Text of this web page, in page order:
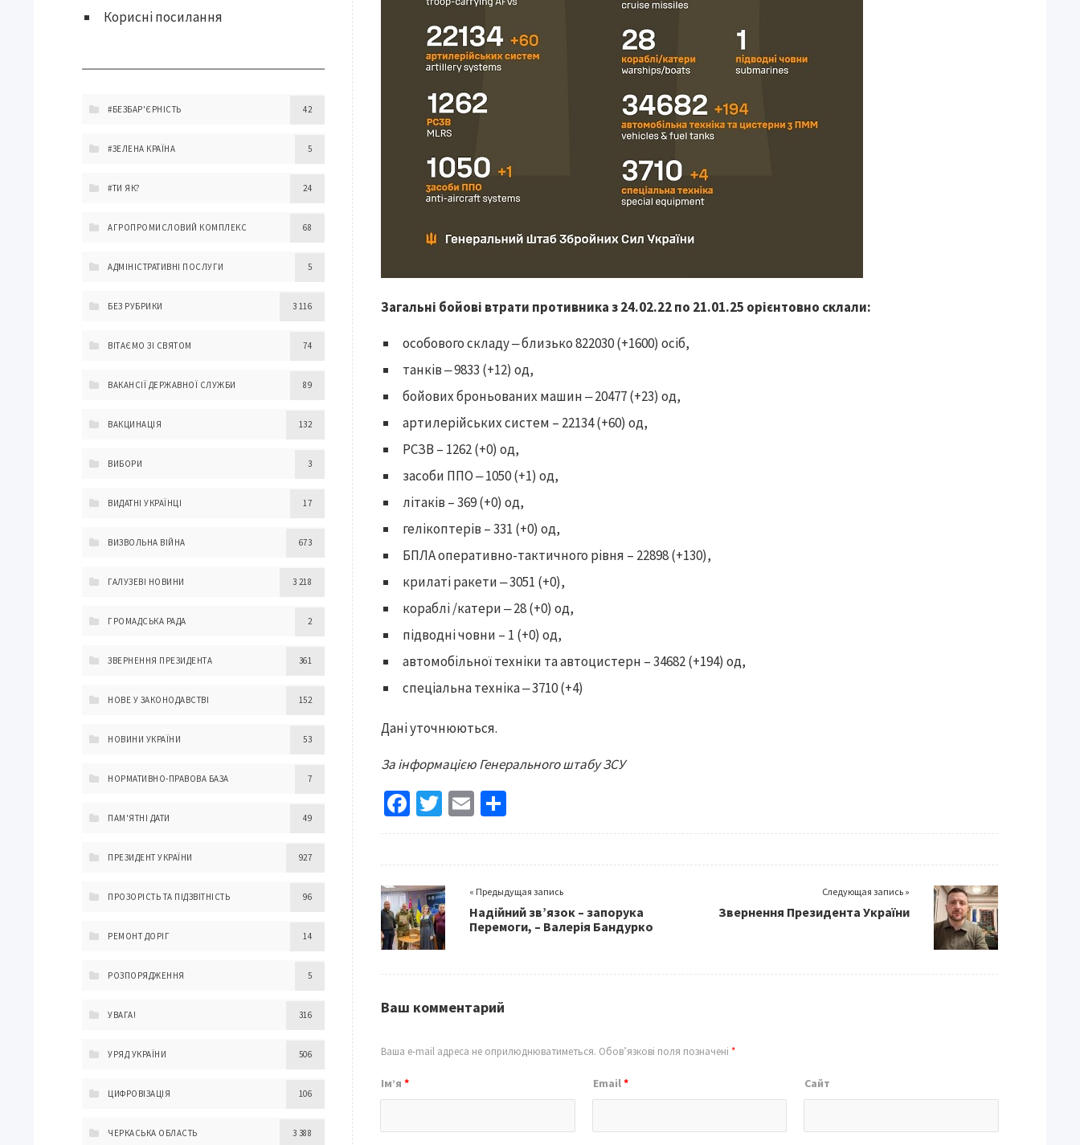
Загальні бойові втрати противника з 24.02.22 по 21.01.25 орієнтовно склали:
особового складу ‒ близько 822030 (+1600) осіб,
танків ‒ 9833 (+12) од,
бойових броньованих машин ‒ 20477 (+23) од,
артилерійських систем – 22134 (+60) од,
РСЗВ – 1262 (+0) од,
засоби ППО ‒ 1050 (+1) од,
літаків – 369 (+0) од,
гелікоптерів – 331 (+0) од,
БПЛА оперативно-тактичного рівня – 22898 (+130),
крилаті ракети ‒ 3051 (+0),
кораблі /катери ‒ 28 (+0) од,
підводні човни – 1 (+0) од,
автомобільної техніки та автоцистерн – 34682 (+194) од,
спеціальна техніка ‒ 3710 (+4)
Дані уточнюються.
За інформацією Генерального штабу ЗСУ
Fa
ce
o
o
k
T
wi
er
E
m
l
h
« Предыдущая запись
Надійний зв’язок – запорука
Перемоги, – Валерія Бандурко
Следующая запись »
Звернення Президента України
Ваш комментарий
Ваша e-mail адреса не оприлюднюватиметься. Обов’язкові поля позначені*
Ім’я* Email* Сайт
Корисні посилання
#БЕЗБАР'ЄРНІСТЬ 42
#ЗЕЛЕНА КРАЇНА 5
#ТИ ЯК? 24
АГРОПРОМИСЛОВИЙ КОМПЛЕКС 68
АДМІНІСТРАТИВНІ ПОСЛУГИ 5
БЕЗ РУБРИКИ 3 116
ВІТАЄМО ЗІ СВЯТОМ 74
ВАКАНСІЇ ДЕРЖАВНОЇ СЛУЖБИ 89
ВАКЦИНАЦІЯ 132
ВИБОРИ 3
ВИДАТНІ УКРАЇНЦІ 17
ВИЗВОЛЬНА ВІЙНА 673
ГАЛУЗЕВІ НОВИНИ 3 218
ГРОМАДСЬКА РАДА 2
ЗВЕРНЕННЯ ПРЕЗИДЕНТА 361
НОВЕ У ЗАКОНОДАВСТВІ 152
НОВИНИ УКРАЇНИ 53
НОРМАТИВНО-ПРАВОВА БАЗА 7
ПАМ'ЯТНІ ДАТИ 49
ПРЕЗИДЕНТ УКРАЇНИ 927
ПРОЗОРІСТЬ ТА ПІДЗВІТНІСТЬ 96
РЕМОНТ ДОРІГ 14
РОЗПОРЯДЖЕННЯ 5
УВАГА! 316
УРЯД УКРАЇНИ 506
ЦИФРОВІЗАЦІЯ 106
ЧЕРКАСЬКА ОБЛАСТЬ 3 388